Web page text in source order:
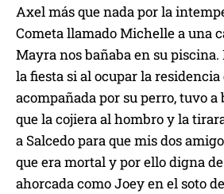
Axel más que nada por la
Cometa llamado Michelle a una
Mayra nos bañaba en su
la fiesta si al ocupar la
acompañada por su perro, tuvo
que la cojiera al hombro y la
a Salcedo para que mis dos
que era mortal y por ello digna
ahorcada como Joey en el soto